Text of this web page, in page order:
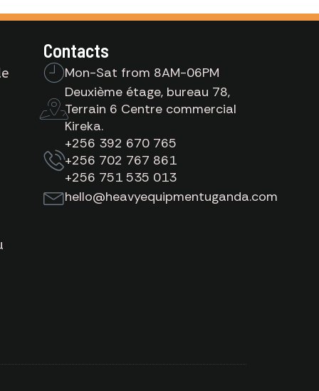
Contacts
Mon-Sat from 8AM-06PM
Deuxième étage, bureau 78,
Terrain 6 Centre commercial
Kireka.
+256 392 670 765
+256 702 767 861
+256 751 535 013
hello@heavyequipmentuganda.com